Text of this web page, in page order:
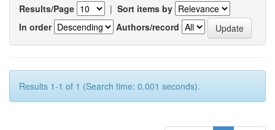
Results/Page | Sort items by
In order
Authors/record
Results 1-1 of 1 (Search time: 0.001 seconds).